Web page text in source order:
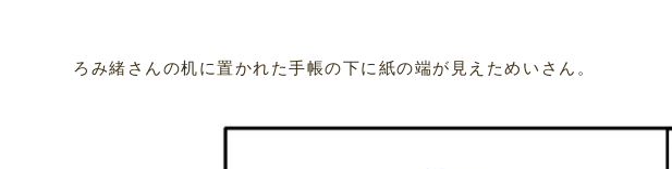
ろみ緒さんの机に置かれた手帳の下に紙の端が見えためいさん。